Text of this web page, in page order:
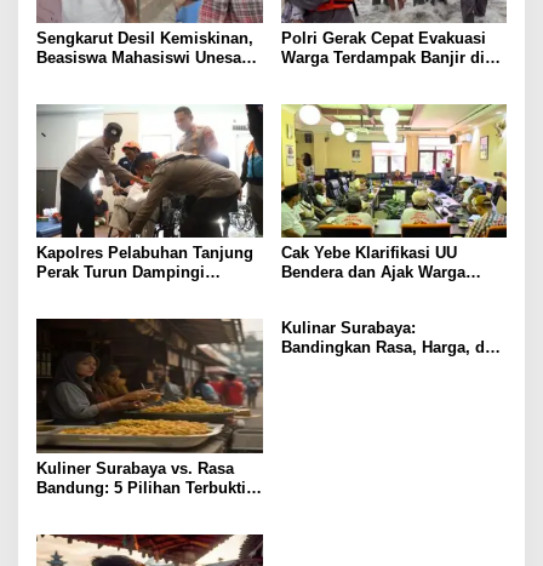
Sengkarut Desil Kemiskinan,
Beasiswa Mahasiswi Unesa
Polri Gerak Cepat Evakuasi
Warga Terdampak Banjir di
Kapolres Pelabuhan Tanjung
Perak Turun Dampingi
Mutiara Sentosa 2 Berjalan
Maksimal
Cak Yebe Klarifikasi UU
Bendera dan Ajak Warga
Kuliner Surabaya vs. Rasa
Bandung: 5 Pilihan Terbukti
Kulinar Surabaya:
Bandingkan Rasa, Harga, dan